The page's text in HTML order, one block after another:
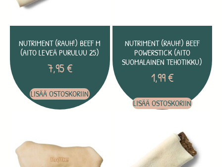
NUTRIMENT (RAUH!) BEEF M
(AITO LEVEÄ PURULUU 25)
7,95€
LISÄÄ OSTOSKORIIN
NUTRIMENT (RAUH!) BEEF
POWERSTICK (AITO
SUOMALAINEN TEHOTIKKU)
1,99€
LISÄÄ OSTOSKORIIN